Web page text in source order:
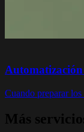
Cuando preparar
Más